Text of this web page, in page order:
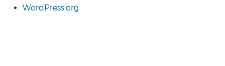
WordPress.org